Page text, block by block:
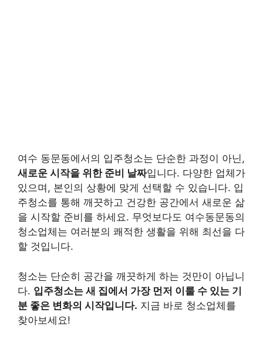
여수 동문동에서의 입주청소는 단순한 과정이 아닌,
새로운 시작을 위한 준비 날짜입니다. 다양한 업체가
있으며, 본인의 상황에 맞게 선택할 수 있습니다. 입
주청소를 통해 깨끗하고 건강한 공간에서 새로운 삶
을 시작할 준비를 하세요. 무엇보다도 여수동문동의
청소업체는 여러분의 쾌적한 생활을 위해 최선을 다
할 것입니다.
청소는 단순히 공간을 깨끗하게 하는 것만이 아닙니
다. 입주청소는 새 집에서 가장 먼저 이룰 수 있는 기
분 좋은 변화의 시작입니다. 지금 바로 청소업체를
찾아보세요!